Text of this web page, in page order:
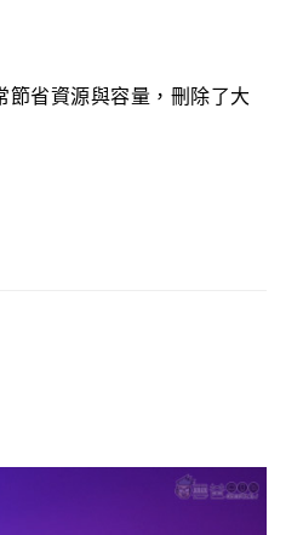
省資源與容量，刪除了大